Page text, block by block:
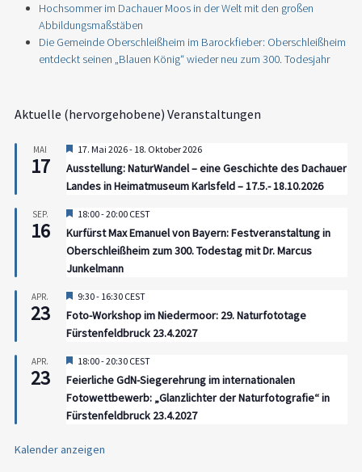
Hochsommer im Dachauer Moos in der Welt mit den großen
Abbildungsmaßstäben
Die Gemeinde Oberschleißheim im Barockfieber: Oberschleißheim
entdeckt seinen „Blauen König“ wieder neu zum 300. Todesjahr
Aktuelle (hervorgehobene) Veranstaltungen
MAI
17
Hervorgehoben
17. Mai 2026- 18. Oktober 2026
Ausstellung: NaturWandel – eine Geschichte des Dachauer
Landes in Heimatmuseum Karlsfeld – 17.5.- 18.10.2026
SEP.
16
Hervorgehoben
18:00-20:00 CEST
Kurfürst Max Emanuel von Bayern: Festveranstaltung in
Oberschleißheim zum 300. Todestag mit Dr. Marcus
Junkelmann
APR.
23
Hervorgehoben
9:30- 16:30 CEST
Foto-Workshop im Niedermoor: 29. Naturfototage
Fürstenfeldbruck 23.4.2027
APR.
23
Hervorgehoben
18:00-20:30 CEST
Feierliche GdN-Siegerehrung im internationalen
Fotowettbewerb: „Glanzlichter der Naturfotografie“ in
Fürstenfeldbruck 23.4.2027
Kalender anzeigen